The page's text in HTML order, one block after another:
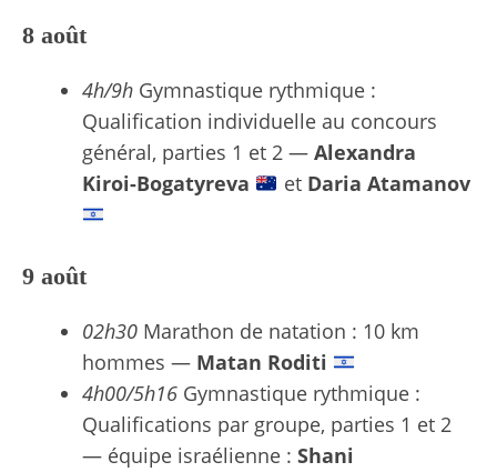
8 août
4h/9h Gymnastique rythmique :
Qualification individuelle au concours
général, parties 1 et 2 — Alexandra
Kiroi-Bogatyreva
et Daria Atamanov
9 août
02h30 Marathon de natation : 10 km
hommes — Matan Roditi
4h00/5h16 Gymnastique rythmique :
Qualifications par groupe, parties 1 et 2
— équipe israélienne : Shani